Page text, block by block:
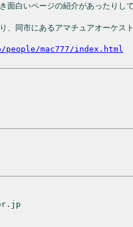
面白いページの紹介があったりし
、同市にあるアマチュアオーケス
mac777/index.html